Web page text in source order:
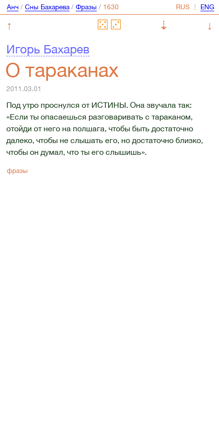
Анч/ Сны Бахарева/ Фразы / ⋮
↑ ⇣
↓
Игорь Бахарев
О тараканах
2011.03.01
Под утро проснулся от ИСТИНЫ. Она звучала так:
«Если ты опасаешься разговаривать с тараканом,
отойди от него на полшага, чтобы быть достаточно
далеко, чтобы не слышать его, но достаточно близко,
чтобы он думал, что ты его слышишь».
фразы